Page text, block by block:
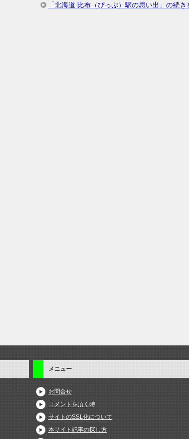
「北海道 比布（ぴっぷ）駅の思い出」の続き
メニュー
お問合せ
コメントを頂く時
サイトのSSL化について
本サイト記事の探し方